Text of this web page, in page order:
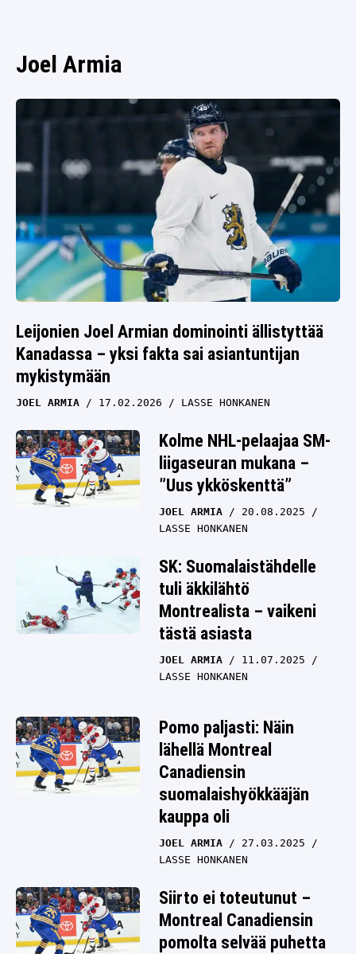
Joel Armia
Leijonien Joel Armian dominointi ällistyttää
Kanadassa – yksi fakta sai asiantuntijan
mykistymään
JOEL ARMIA 17.02.2026 LASSE HONKANEN
Kolme NHL-pelaajaa SM-
liigaseuran mukana –
”Uus ykköskenttä”
JOEL ARMIA
20.08.2025
LASSE HONKANEN
SK: Suomalaistähdelle
tuli äkkilähtö
Montrealista – vaikeni
tästä asiasta
JOEL ARMIA
11.07.2025
LASSE HONKANEN
Pomo paljasti: Näin
lähellä Montreal
Canadiensin
suomalaishyökkääjän
kauppa oli
JOEL ARMIA
27.03.2025
LASSE HONKANEN
Siirto ei toteutunut –
Montreal Canadiensin
pomolta selvää puhetta